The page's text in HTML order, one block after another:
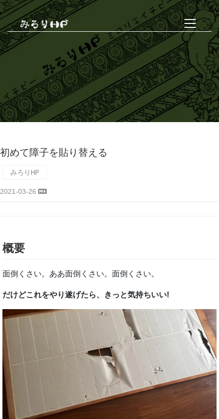
初めて障子を貼り替える
みろりHP
2021-03-26
概要
面倒くさい。ああ面倒くさい。面倒くさい。
だけどこれをやり遂げたら、きっと気持ちいい!